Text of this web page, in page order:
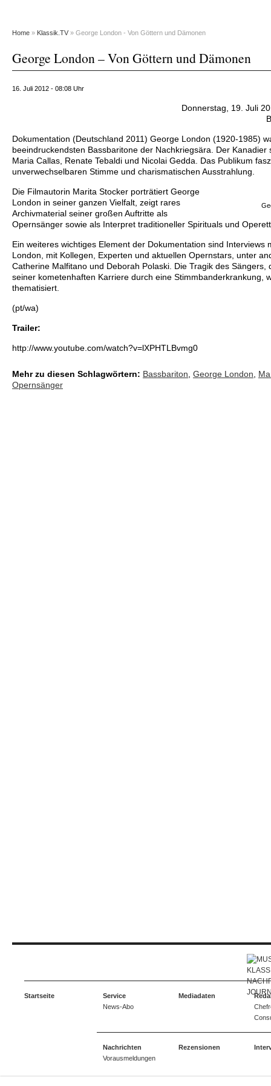
Home » Klassik.TV » George London - Von Göttern und Dämonen
George London – Von Göttern und Dämonen
16. Juli 2012 - 08:08 Uhr
Donnerstag, 19. Juli
Dokumentation (Deutschland 2011) George London (1920-1985)
beeindruckendsten Bassbaritone der Nachkriegsära. Der Kanadier
Maria Callas, Renate Tebaldi und Nicolai Gedda. Das Publikum
unverwechselbaren Stimme und charismatischen Ausstrahlung.
Die Filmautorin Marita Stocker porträtiert George
London in seiner ganzen Vielfalt, zeigt rares
Archivmaterial seiner großen Auftritte als
Opernsänger sowie als Interpret traditioneller Spirituals und
Ein weiteres wichtiges Element der Dokumentation sind Interviews
London, mit Kollegen, Experten und aktuellen Opernstars, unter
Catherine Malfitano und Deborah Polaski. Die Tragik des Sängers,
seiner kometenhaften Karriere durch eine Stimmbanderkrankung,
thematisiert.
(pt/wa)
Trailer:
http://www.youtube.com/watch?v=lXPHTLBvmg0
Mehr zu diesen Schlagwörtern: Bassbariton, George London,
Opernsänger
Startseite
Service
News-Abo
Mediadaten
Nachrichten
Vorausmeldungen
Rezensionen